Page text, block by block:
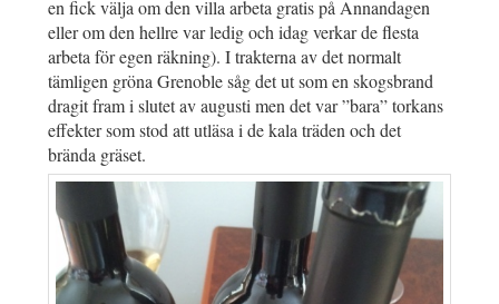
en fick välja om den villa arbeta gratis på Annandagen
eller om den hellre var ledig och idag verkar de flesta
arbeta för egen räkning). I trakterna av det normalt
tämligen gröna Grenoble såg det ut som en skogsbrand
dragit fram i slutet av augusti men det var ”bara” torkans
effekter som stod att utläsa i de kala träden och det
brända gräset.